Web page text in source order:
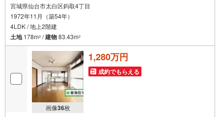
各店舗ではキッズスペースも完備！お子様連れのご家族様で是非お越しく
ださい。
営業時間:10:00～18:00（定休日火・水曜日※店舗により変動あり）
現地のご案内も可能ですので、どうぞお気軽にお問い合わせください！
宮城県仙台市太白区鈎取4丁目
1972年11月（築54年）
4LDK / 地上2階建
土地178m2 /建物83.43m2
画像36枚
1,280万円
成約でもらえる